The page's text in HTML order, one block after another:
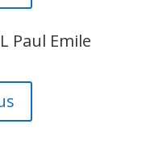
Paul Emile